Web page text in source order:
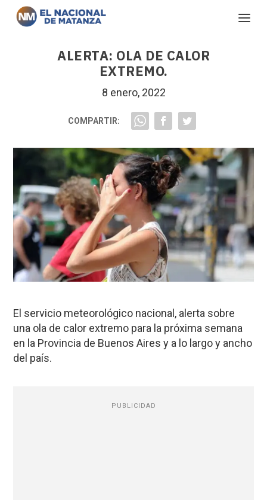
ALERTA: OLA DE CALOR
EXTREMO.
8 enero, 2022
COMPARTIR:
El servicio meteorológico nacional, alerta sobre
una ola de calor extremo para la próxima semana
en la Provincia de Buenos Aires y a lo largo y ancho
del país.
PUBLICIDAD